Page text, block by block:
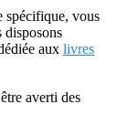
spécifique, vous
disposons
aux livres
averti des